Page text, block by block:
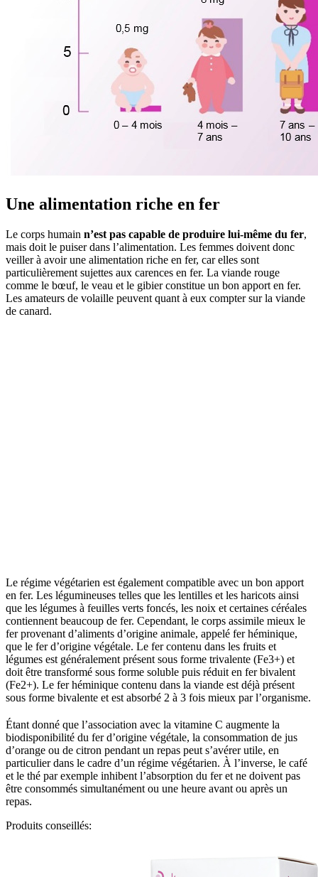
Une alimentation riche en fer
Le corps humain n’est pas capable de produire lui-même du fer,
mais doit le puiser dans l’alimentation. Les femmes doivent donc
veiller à avoir une alimentation riche en fer, car elles sont
particulièrement sujettes aux carences en fer. La viande rouge
comme le bœuf, le veau et le gibier constitue un bon apport en fer.
Les amateurs de volaille peuvent quant à eux compter sur la viande
de canard.
Le régime végétarien est également compatible avec un bon apport
en fer. Les légumineuses telles que les lentilles et les haricots ainsi
que les légumes à feuilles verts foncés, les noix et certaines céréales
contiennent beaucoup de fer. Cependant, le corps assimile mieux le
fer provenant d’aliments d’origine animale, appelé fer héminique,
que le fer d’origine végétale. Le fer contenu dans les fruits et
légumes est généralement présent sous forme trivalente (Fe3+) et
doit être transformé sous forme soluble puis réduit en fer bivalent
(Fe2+). Le fer héminique contenu dans la viande est déjà présent
sous forme bivalente et est absorbé 2 à 3 fois mieux par l’organisme.
Étant donné que l’association avec la vitamine C augmente la
biodisponibilité du fer d’origine végétale, la consommation de jus
d’orange ou de citron pendant un repas peut s’avérer utile, en
particulier dans le cadre d’un régime végétarien. À l’inverse, le café
et le thé par exemple inhibent l’absorption du fer et ne doivent pas
être consommés simultanément ou une heure avant ou après un
repas.
Produits conseillés: